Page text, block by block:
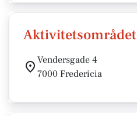
Aktivitetsområdet
Vendersgade 4
7000 Fredericia